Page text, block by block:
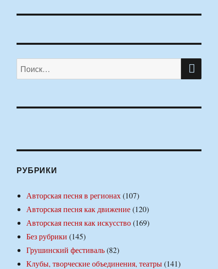
Искать:
РУБРИКИ
Авторская песня в регионах(107)
Авторская песня как движение(120)
Авторская песня как искусство(169)
Без рубрики (145)
Грушинский фестиваль(82)
Клубы, творческие объединения, театры(141)